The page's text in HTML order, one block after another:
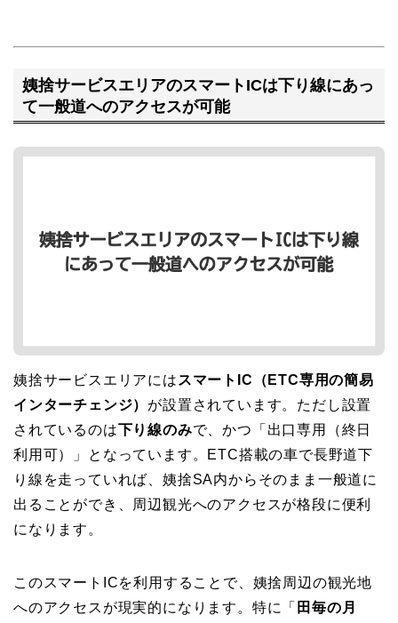
姨捨サービスエリアのスマートICは下り線にあっ
て一般道へのアクセスが可能
姨捨サービスエリアには スマートIC（ETC専用の簡易
インターチェンジ） が設置されています。ただし設置
されているのは下り線のみで、かつ「出口専用（終日
利用可）」となっています。ETC搭載の車で長野道下
り線を走っていれば、姨捨SA内からそのまま一般道に
出ることができ、周辺観光へのアクセスが格段に便利
になります。
このスマートICを利用することで、姨捨周辺の観光地
へのアクセスが現実的になります。特に「 田毎の月